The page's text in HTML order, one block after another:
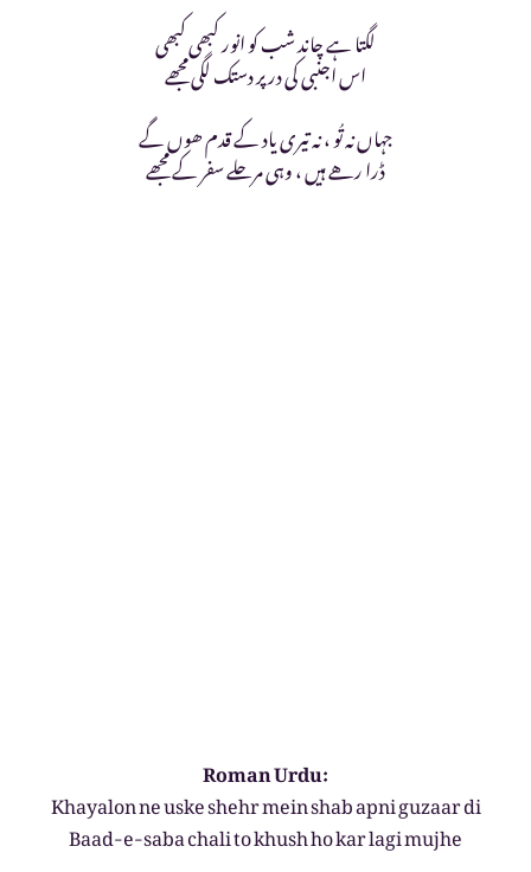
لگتا ہے چاند شب کو انور کبھی کبھی
اس اجنبی کی در پر دستک لگی مجھے
جہاں نہ تُو ، نہ تیری یاد کے قدم ھوں گے
ڈرا رهے ہیں ، وہی مرحلے سفر کے مجھے
Roman Urdu:
Khayalon ne uske shehr mein shab apni guzaar di
Baad-e-saba chali to khush ho kar lagi mujhe